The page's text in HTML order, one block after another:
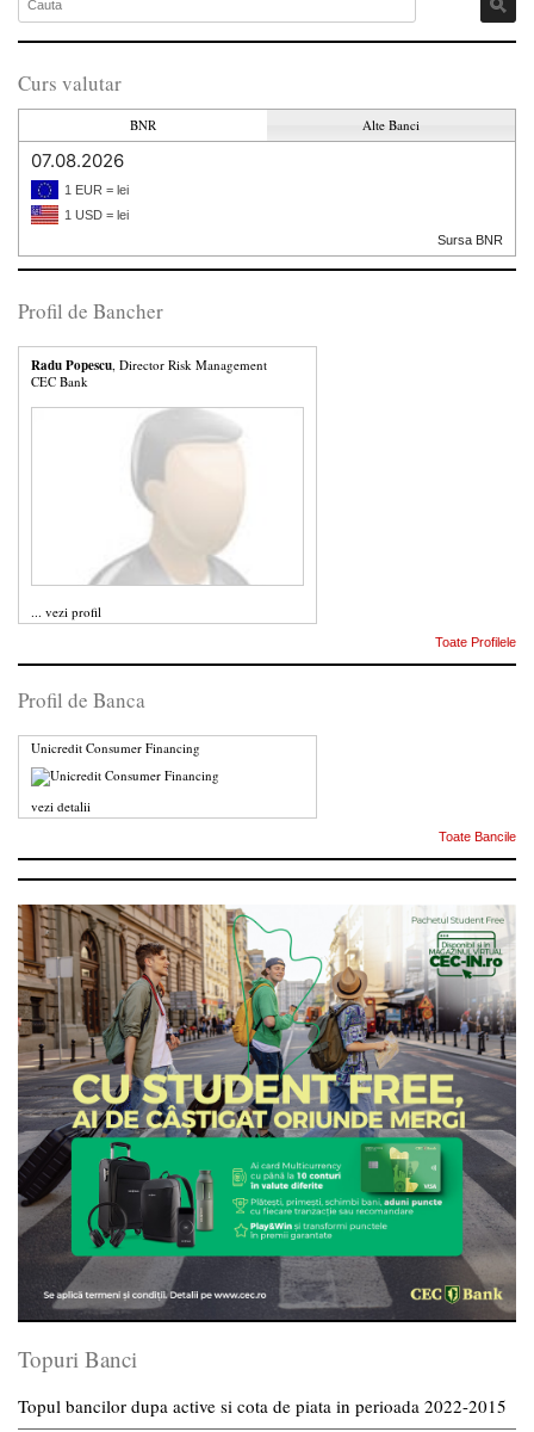
Curs valutar
BNR Alte Banci
07.08.2026
1 EUR = lei
1 USD = lei
Sursa BNR
Profil de Bancher
Radu Popescu, Director Risk Management
CEC Bank
... vezi profil
Toate Profilele
Profil de Banca
Unicredit Consumer Financing
vezi detalii
Toate Bancile
Topuri Banci
Topul bancilor dupa active si cota de piata in perioada 2022-2015